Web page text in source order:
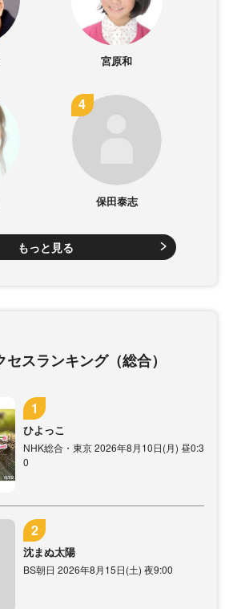
宮原和
保田泰志
もっと見る
セスランキング（総合）
ひよっこ
NHK総合・東京 2026年8月10日(月) 昼0:3
0
沈まぬ太陽
BS朝日 2026年8月15日(土) 夜9:00